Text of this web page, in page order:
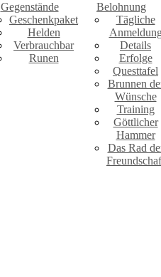
Gegenstände
Geschenkpaket
Helden
Verbrauchbar
Runen
Belohnung
Tägliche
Details
Erfolge
Questtafel
Brunnen
Wünsche
Training
Göttlicher
Hammer
Das Rad